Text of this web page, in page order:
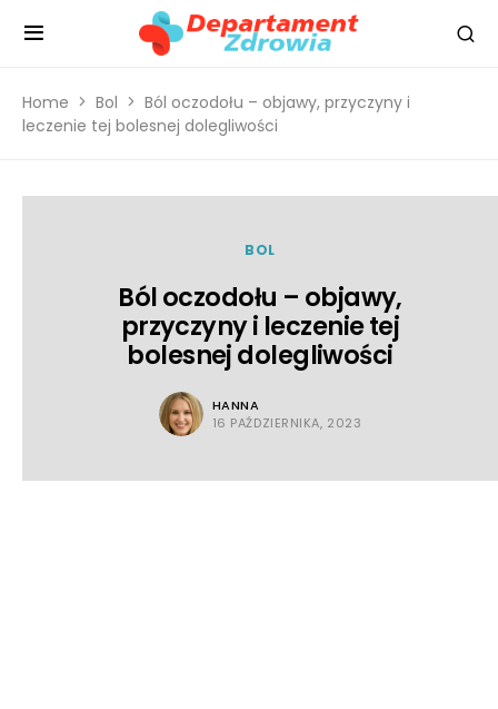
Home Bol
Ból oczodołu – objawy, przyczyny i
leczenie tej bolesnej dolegliwości
BOL
Ból oczodołu – objawy,
przyczyny i leczenie tej
bolesnej dolegliwości
HANNA
16 PAŹDZIERNIKA, 2023